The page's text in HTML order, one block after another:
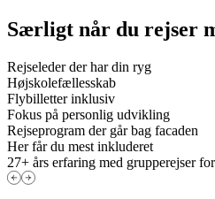
Særligt når du rejser
Rejseleder der har din ryg
Højskolefællesskab
Flybilletter inklusiv
Fokus på personlig udvikling
Rejseprogram der går bag facaden
Her får du mest inkluderet
27+ års erfaring med grupperejser